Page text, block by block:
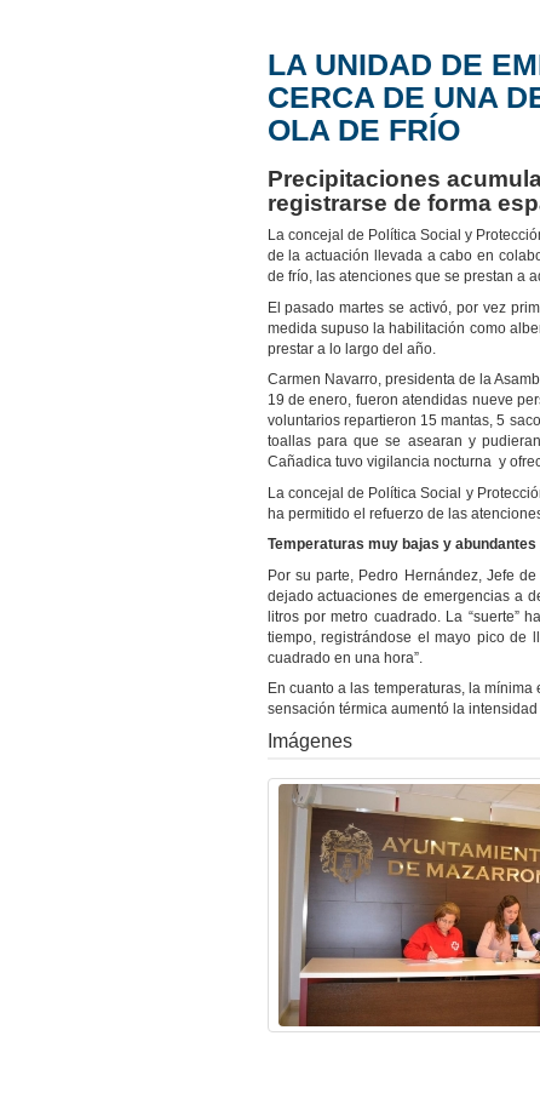
LA UNIDAD DE
CERCA DE UNA
OLA DE FRÍO
Precipitaciones
registrarse de forma
La concejal de Política Social y
de la actuación llevada a cabo en
de frío, las atenciones que se prestan a
El pasado martes se activó, por vez
medida supuso la habilitación como
prestar a lo largo del año.
Carmen Navarro, presidenta de la
19 de enero, fueron atendidas nueve
voluntarios repartieron 15 mantas, 5
toallas para que se asearan y
Cañadica tuvo vigilancia nocturna y
La concejal de Política Social y
ha permitido el refuerzo de las
Temperaturas muy bajas y
Por su parte, Pedro Hernández, Jefe
dejado actuaciones de emergencias a
litros por metro cuadrado. La “suerte”
tiempo, registrándose el mayo pico de
cuadrado en una hora”.
En cuanto a las temperaturas, la
sensación térmica aumentó la
Imágenes